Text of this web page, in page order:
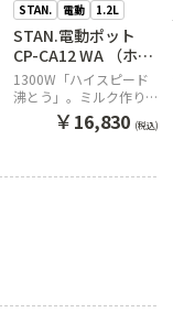
STAN.
電動 1.2L
STAN.電動ポット
CP-CA12 WA （ホワ
イト）
1300W「ハイスピード
沸とう」。ミルク作りに
便利な70℃保温
￥16,830 (税込)